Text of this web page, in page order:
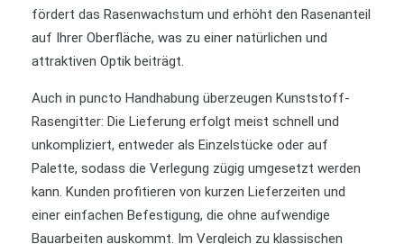
fördert das Rasenwachstum und erhöht den Rasenanteil
auf Ihrer Oberfläche, was zu einer natürlichen und
attraktiven Optik beiträgt.
Auch in puncto Handhabung überzeugen Kunststoff-
Rasengitter: Die Lieferung erfolgt meist schnell und
unkompliziert, entweder als Einzelstücke oder auf
Palette, sodass die Verlegung zügig umgesetzt werden
kann. Kunden profitieren von kurzen Lieferzeiten und
einer einfachen Befestigung, die ohne aufwendige
Bauarbeiten auskommt. Im Vergleich zu klassischen